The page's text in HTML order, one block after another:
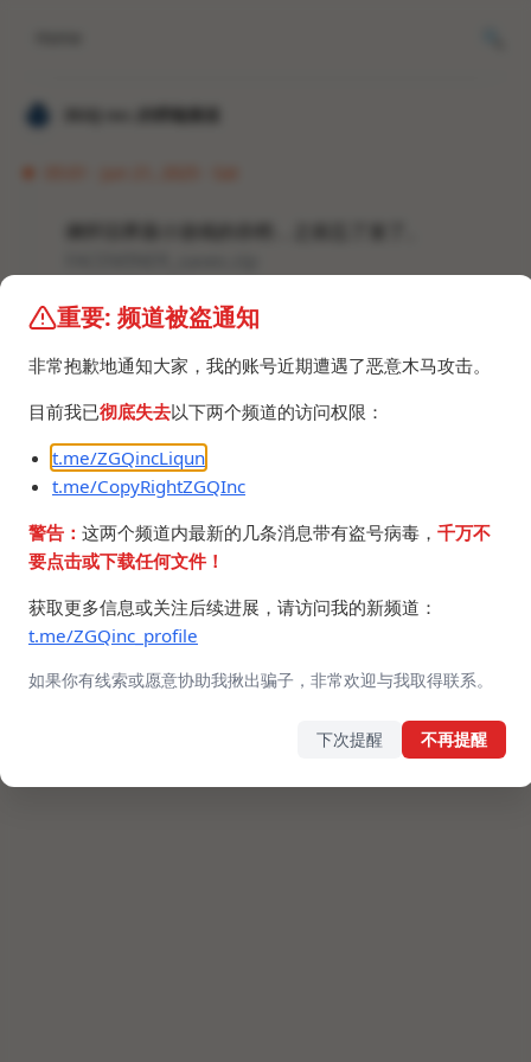
𝐙𝐆𝐐 ɪɴᴄ.的唠嗑频道
Desktop_Survivors_98_saves.zip
重要: 频道被盗通知
非常抱歉地通知大家，我的账号近期遭遇了恶意木马攻击。
目前我已彻底失去以下两个频道的访问权限：
t.me/ZGQincLiqun
t.me/CopyRightZGQInc
警告： 这两个频道内最新的几条消息带有盗号病毒， 千万不
要点击或下载任何文件！
获取更多信息或关注后续进展，请访问我的新频道：
t.me/ZGQinc_profile
如果你有线索或愿意协助我揪出骗子，非常欢迎与我取得联系。
下次提醒 不再提醒